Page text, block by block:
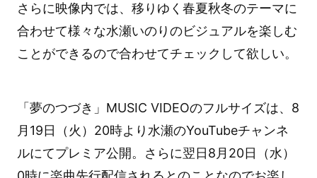
さらに映像内では、移りゆく春夏秋冬のテーマに
合わせて様々な水瀬いのりのビジュアルを楽しむ
ことができるので合わせてチェックして欲しい。
「夢のつづき」MUSIC VIDEOのフルサイズは、8
月19日（火）20時より水瀬のYouTubeチャンネ
ルにてプレミア公開。さらに翌日8月20日（水）